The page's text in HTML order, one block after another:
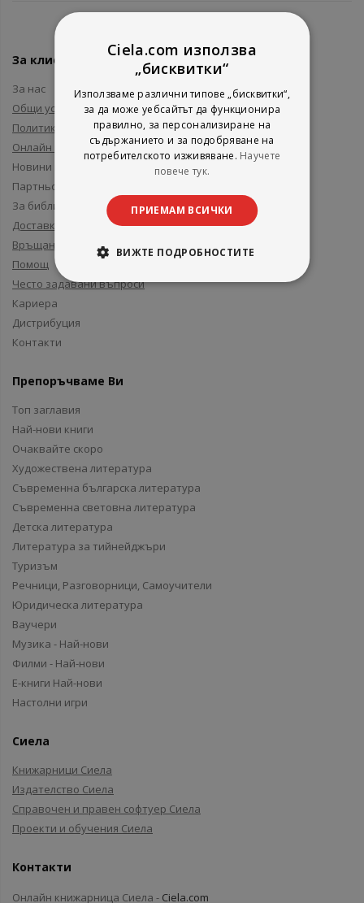
За клиенти
За нас
Общи условия
Политика за поверителност
Онлайн решаване на спорове
Новини и събития
Партньори и приятели
За библиотеки
Доставка
Връщане
Помощ
Често задавани въпроси
Кариера
Дистрибуция
Контакти
Препоръчваме Ви
Топ заглавия
Най-нови книги
Очаквайте скоро
Художествена литература
Съвременна българска литература
Съвременна световна литература
Детска литература
Литература за тийнейджъри
Туризъм
Речници, Разговорници, Самоучители
Юридическа литература
Ваучери
Музика - Най-нови
Филми - Най-нови
Е-книги Най-нови
Настолни игри
Сиела
Книжарници Сиела
Издателство Сиела
Справочен и правен софтуер Сиела
Проекти и обучения Сиела
Контакти
Онлайн книжарница Сиела - Ciela.com
Ciela.com използва
„бисквитки“
Използваме различни типове „бисквитки“,
за да може уебсайтът да функционира
правилно, за персонализиране на
съдържанието и за подобряване на
потребителското изживяване. Научете
повече тук.
ПРИЕМАМ ВСИЧКИ
ВИЖТЕ ПОДРОБНОСТИТЕ